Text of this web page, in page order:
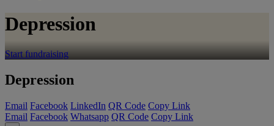
Depression
Start fundraising
Depression
Email Facebook LinkedIn QR Code Copy Link
Email Facebook Whatsapp QR Code Copy Link